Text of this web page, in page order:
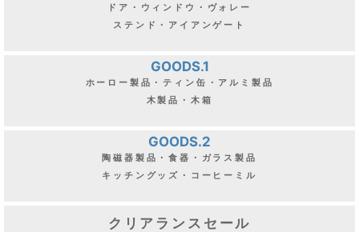
ドア・ウィンドウ・ヴォレー
ステンド・アイアンゲート
GOODS.1
ホーロー製品・ティン缶・アルミ製品
木製品・木箱
GOODS.2
陶磁器製品・食器・ガラス製品
キッチングッズ・コーヒーミル
クリアランスセール